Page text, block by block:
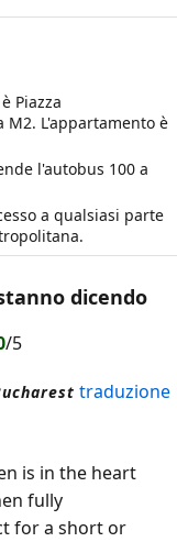
Piazza
L'appartamento è
l'autobus 100 a
a qualsiasi parte
dicendo
/5
traduzione
is in the heart
fully
for a short or